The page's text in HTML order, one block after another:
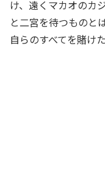
け、遠くマカオのカ
と二宮を待つものと
自らのすべてを賭け